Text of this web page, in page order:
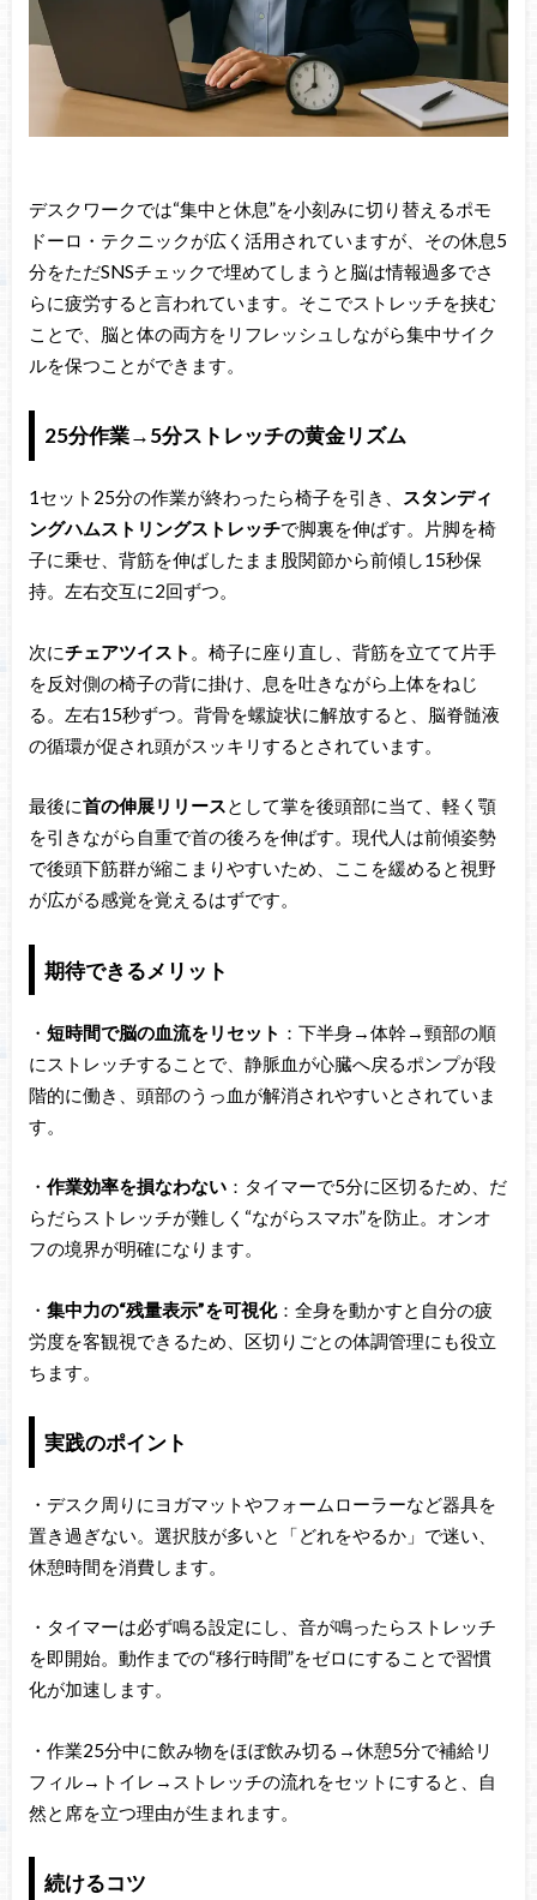
デスクワークでは“集中と休息”を小刻みに切り替えるポモ
ドーロ・テクニックが広く活用されていますが、その休息5
分をただSNSチェックで埋めてしまうと脳は情報過多でさ
らに疲労すると言われています。そこでストレッチを挟む
ことで、脳と体の両方をリフレッシュしながら集中サイク
ルを保つことができます。
25分作業→5分ストレッチの黄金リズム
1セット25分の作業が終わったら椅子を引き、
スタンディ
ングハムストリングストレッチで脚裏を伸ばす。片脚を椅
子に乗せ、背筋を伸ばしたまま股関節から前傾し15秒保
持。左右交互に2回ずつ。
次にチェアツイスト 。椅子に座り直し、背筋を立てて片手
を反対側の椅子の背に掛け、息を吐きながら上体をねじ
る。左右15秒ずつ。背骨を螺旋状に解放すると、脳脊髄液
の循環が促され頭がスッキリするとされています。
最後に首の伸展リリースとして掌を後頭部に当て、軽く顎
を引きながら自重で首の後ろを伸ばす。現代人は前傾姿勢
で後頭下筋群が縮こまりやすいため、ここを緩めると視野
が広がる感覚を覚えるはずです。
期待できるメリット
・ 短時間で脳の血流をリセット ：下半身→体幹→頸部の順
にストレッチすることで、静脈血が心臓へ戻るポンプが段
階的に働き、頭部のうっ血が解消されやすいとされていま
す。
・ 作業効率を損なわない：タイマーで5分に区切るため、だ
らだらストレッチが難しく“ながらスマホ”を防止。オンオ
フの境界が明確になります。
・ 集中力の“残量表示”を可視化：全身を動かすと自分の疲
労度を客観視できるため、区切りごとの体調管理にも役立
ちます。
実践のポイント
・デスク周りにヨガマットやフォームローラーなど器具を
置き過ぎない。選択肢が多いと「どれをやるか」で迷い、
休憩時間を消費します。
・タイマーは必ず鳴る設定にし、音が鳴ったらストレッチ
を即開始。動作までの“移行時間”をゼロにすることで習慣
化が加速します。
・作業25分中に飲み物をほぼ飲み切る→休憩5分で補給リ
フィル→トイレ→ストレッチの流れをセットにすると、自
然と席を立つ理由が生まれます。
続けるコツ